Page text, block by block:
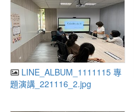
LINE_ALBUM_1111115 專
題演講_221116_2.jpg